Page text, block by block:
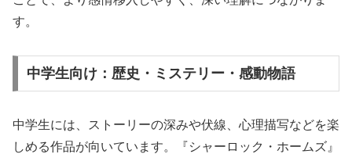
す。
中学生向け：歴史・ミステリー・感動物語
中学生には、ストーリーの深みや伏線、心理描写などを楽
しめる作品が向いています。『シャーロック・ホームズ』